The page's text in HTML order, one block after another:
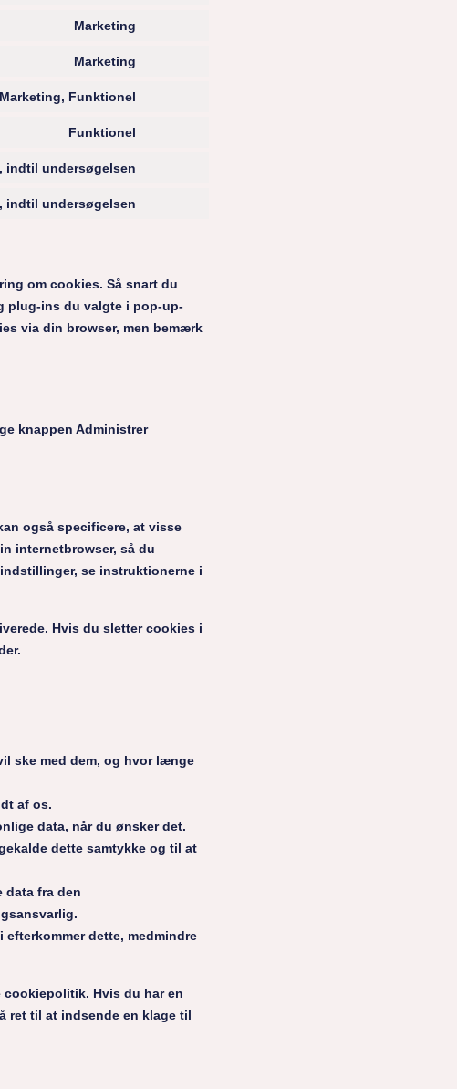
Marketing
Marketing
Marketing, Funktionel
Funktionel
indtil undersøgelsen
indtil undersøgelsen
om cookies. Så snart du
plug-ins du valgte i pop-up-
via din browser, men bemærk
knappen Administrer
også specificere, at visse
internetbrowser, så du
se instruktionerne i
Hvis du sletter cookies i
ske med dem, og hvor længe
af os.
data, når du ønsker det.
dette samtykke og til at
data fra den
dette, medmindre
Hvis du har en
ret til at indsende en klage til